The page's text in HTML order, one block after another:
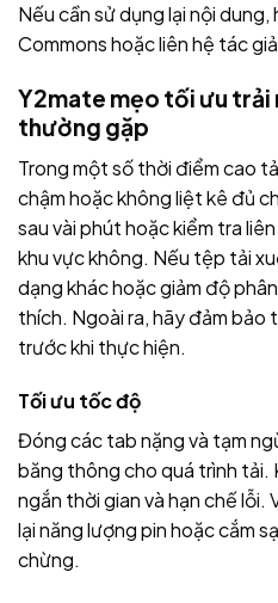
Nếu cần sử dụng lại nội
Commons hoặc liên hệ tác
Y2mate mẹo tối ưu trải
thường gặp
Trong một số thời điểm cao
chậm hoặc không liệt kê đủ
sau vài phút hoặc kiểm tra
khu vực không. Nếu tệp tải
dạng khác hoặc giảm độ
thích. Ngoài ra, hãy đảm
trước khi thực hiện.
Tối ưu tốc độ
Đóng các tab nặng và tạm
băng thông cho quá trình tải.
ngắn thời gian và hạn chế lỗi.
lại năng lượng pin hoặc cắm
chừng.